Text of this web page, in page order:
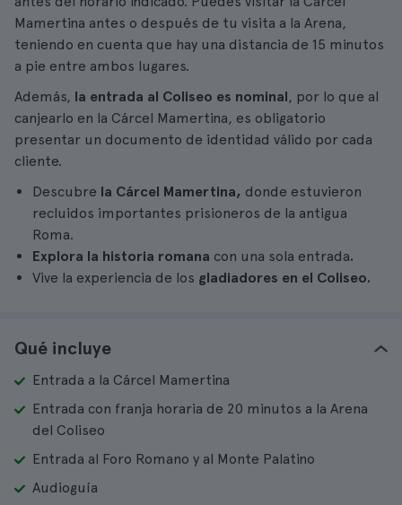
Mamertina antes o después de tu visita a la Arena,
teniendo en cuenta que hay una distancia de 15 minutos
a pie entre ambos lugares.
Además, la entrada al Coliseo es nominal, por lo que al
canjearlo en la Cárcel Mamertina, es obligatorio
presentar un documento de identidad válido por cada
cliente.
Descubre la Cárcel Mamertina, donde estuvieron
recluidos importantes prisioneros de la antigua
Roma.
Explora la historia romana con una sola entrada.
Vive la experiencia de los gladiadores en el Coliseo.
Qué incluye
Entrada a la Cárcel Mamertina
Entrada con franja horaria de 20 minutos a la Arena
del Coliseo
Entrada al Foro Romano y al Monte Palatino
Audioguía